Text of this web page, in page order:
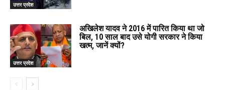
उत्तर प्रदेश
उत्तर प्रदेश
अखिलेश यादव ने 2016 में पारित किया था जो
बिल, 10 साल बाद उसे योगी सरकार ने किया
खत्म, जानें क्यों?